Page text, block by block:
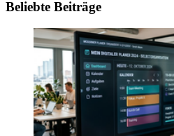
Beliebte Beiträge